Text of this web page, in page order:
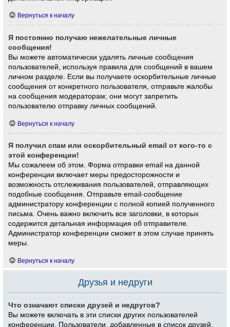
Вернуться к началу
Я постоянно получаю нежелательные личные
сообщения!
Вы можете автоматически удалять личные сообщения
пользователей, используя правила для сообщений в вашем
личном разделе. Если вы получаете оскорбительные личные
сообщения от конкретного пользователя, отправьте жалобы
на сообщения модераторам; они могут запретить
пользователю отправку личных сообщений.
Вернуться к началу
Я получил спам или оскорбительный email от кого-то с
этой конференции!
Мы сожалеем об этом. Форма отправки email на данной
конференции включает меры предосторожности и
возможность отслеживания пользователей, отправляющих
подобные сообщения. Отправьте email-сообщение
администратору конференции с полной копией полученного
письма. Очень важно включить все заголовки, в которых
содержится детальная информация об отправителе.
Администратор конференции сможет в этом случае принять
меры.
Вернуться к началу
Друзья и недруги
Что означают списки друзей и недругов?
Вы можете включать в эти списки других пользователей
конференции. Пользователи, добавленные в список друзей,